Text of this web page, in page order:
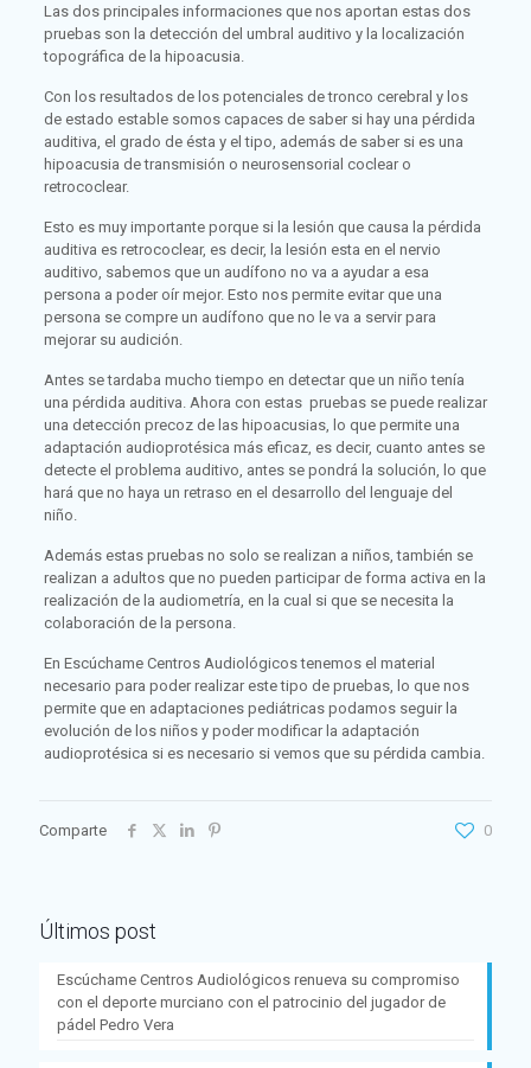
Las dos principales informaciones que nos aportan estas dos
pruebas son la detección del umbral auditivo y la localización
topográfica de la hipoacusia.
Con los resultados de los potenciales de tronco cerebral y los
de estado estable somos capaces de saber si hay una pérdida
auditiva, el grado de ésta y el tipo, además de saber si es una
hipoacusia de transmisión o neurosensorial coclear o
retrococlear.
Esto es muy importante porque si la lesión que causa la pérdida
auditiva es retrococlear, es decir, la lesión esta en el nervio
auditivo, sabemos que un audífono no va a ayudar a esa
persona a poder oír mejor. Esto nos permite evitar que una
persona se compre un audífono que no le va a servir para
mejorar su audición.
Antes se tardaba mucho tiempo en detectar que un niño tenía
una pérdida auditiva. Ahora con estas pruebas se puede realizar
una detección precoz de las hipoacusias, lo que permite una
adaptación audioprotésica más eficaz, es decir, cuanto antes se
detecte el problema auditivo, antes se pondrá la solución, lo que
hará que no haya un retraso en el desarrollo del lenguaje del
niño.
Además estas pruebas no solo se realizan a niños, también se
realizan a adultos que no pueden participar de forma activa en la
realización de la audiometría, en la cual si que se necesita la
colaboración de la persona.
En Escúchame Centros Audiológicos tenemos el material
necesario para poder realizar este tipo de pruebas, lo que nos
permite que en adaptaciones pediátricas podamos seguir la
evolución de los niños y poder modificar la adaptación
audioprotésica si es necesario si vemos que su pérdida cambia.
Comparte 0
Últimos post
Escúchame Centros Audiológicos renueva su compromiso
con el deporte murciano con el patrocinio del jugador de
pádel Pedro Vera